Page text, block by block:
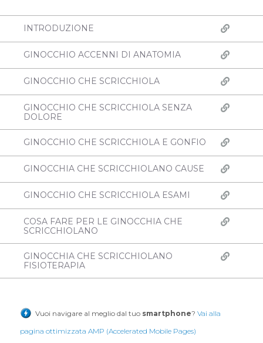
INTRODUZIONE
GINOCCHIO ACCENNI DI ANATOMIA
GINOCCHIO CHE SCRICCHIOLA
GINOCCHIO CHE SCRICCHIOLA SENZA
DOLORE
GINOCCHIO CHE SCRICCHIOLA E GONFIO
GINOCCHIA CHE SCRICCHIOLANO CAUSE
GINOCCHIO CHE SCRICCHIOLA ESAMI
COSA FARE PER LE GINOCCHIA CHE
SCRICCHIOLANO
GINOCCHIA CHE SCRICCHIOLANO
FISIOTERAPIA
Vuoi navigare al meglio dal tuo smartphone? Vai alla
pagina ottimizzata AMP (Accelerated Mobile Pages)